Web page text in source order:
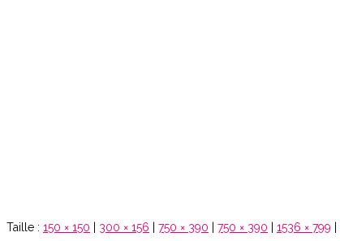
Taille : 150 × 150 300 × 156 750 × 390 750 × 390 1536 × 799